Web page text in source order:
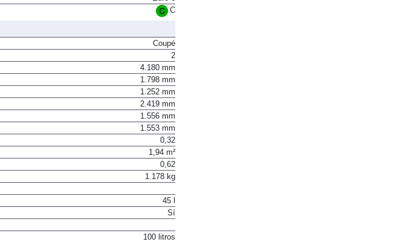
C
Coupé
2
4.180 mm
1.798 mm
1.252 mm
2.419 mm
1.556 mm
1.553 mm
0,32
1,94 m²
0,62
1.178 kg
45 l
Sí
100 litros